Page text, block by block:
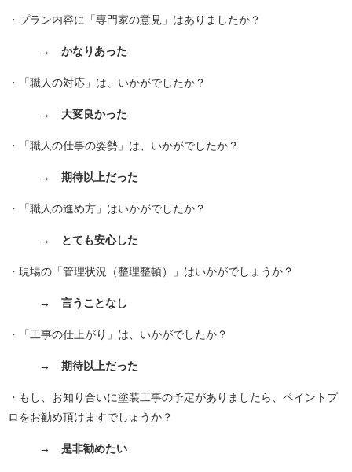
・プラン内容に「専門家の意見」はありましたか？
→ かなりあった
・「職人の対応」は、いかがでしたか？
→ 大変良かった
・「職人の仕事の姿勢」は、いかがでしたか？
→ 期待以上だった
・「職人の進め方」はいかがでしたか？
→ とても安心した
・現場の「管理状況（整理整頓）」はいかがでしょうか？
→ 言うことなし
・「工事の仕上がり」は、いかがでしたか？
→ 期待以上だった
・もし、お知り合いに塗装工事の予定がありましたら、ペイントプ
ロをお勧め頂けますでしょうか？
→ 是非勧めたい